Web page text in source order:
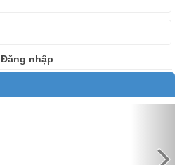
Đăng nhập